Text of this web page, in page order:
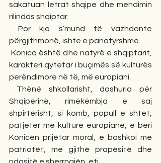
sakatuan letrat shqipe dhe mendimin
rilindas shqiptar.
Por kjo s’mund të vazhdonte
përgjithmonë, ishte e panatyrshme.
Konica është dhe natyrë e shqiptarit,
karakteri qytetar i buçimës së kulturës
perëndimore në të, më europiani.
Thënë shkollarisht, dashuria për
Shqipërinë, rimëkëmbja e saj
shpirtërisht, si komb, popull e shtet,
patjeter me kulturë europiane, e bëri
Konicën prijëtar moral, e bashkoi me
patriotët, me gjithë prapësitë dhe